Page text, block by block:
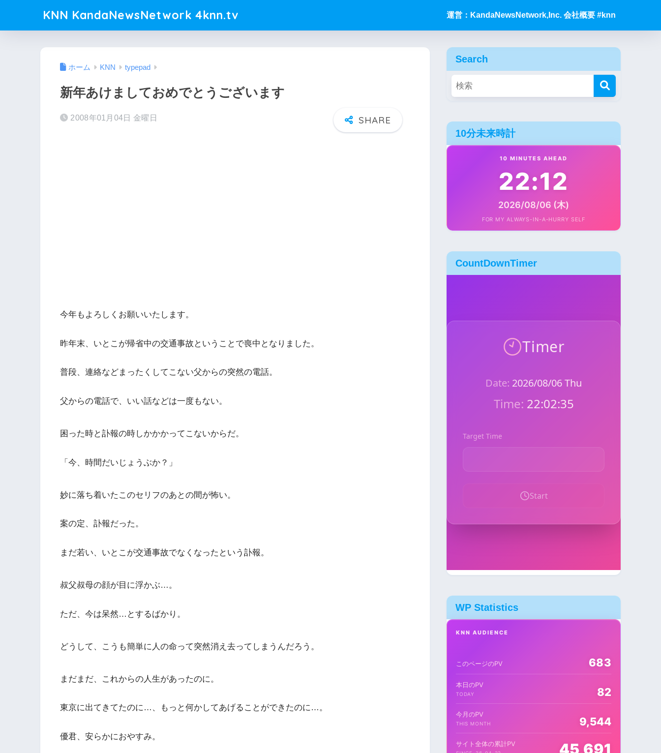
KNN KandaNewsNetwork 4knn.tv 運営：KandaNewsNetwork,Inc. 会社概要 #knn
ホーム KNN typepad
新年あけましておめでとうございます
2008年01月04日 金曜日
今年もよろしくお願いいたします。
昨年末、いとこが帰省中の交通事故ということで喪中となりました。
普段、連絡などまったくしてこない父からの突然の電話。
父からの電話で、いい話などは一度もない。
困った時と訃報の時しかかかってこないからだ。
「今、時間だいじょうぶか？」
妙に落ち着いたこのセリフのあとの間が怖い。
案の定、訃報だった。
まだ若い、いとこが交通事故でなくなったという訃報。
叔父叔母の顔が目に浮かぶ…。
ただ、今は呆然…とするばかり。
どうして、こうも簡単に人の命って突然消え去ってしまうんだろう。
まだまだ、これからの人生があったのに。
東京に出てきてたのに…、もっと何かしてあげることができたのに…。
優君、安らかにおやすみ。
Search
10分未来時計
10 MINUTES AHEAD
22:12
2026/08/06 (木)
FOR MY ALWAYS-IN-A-HURRY SELF
CountDownTimer
WP Statistics
KNN AUDIENCE
このページのPV 683
本日のPV
TODAY 82
今月のPV
THIS MONTH 9,544
サイト全体の累計PV 45,691